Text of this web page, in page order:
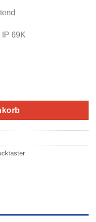
IP 69K
ohne Tastenplatte